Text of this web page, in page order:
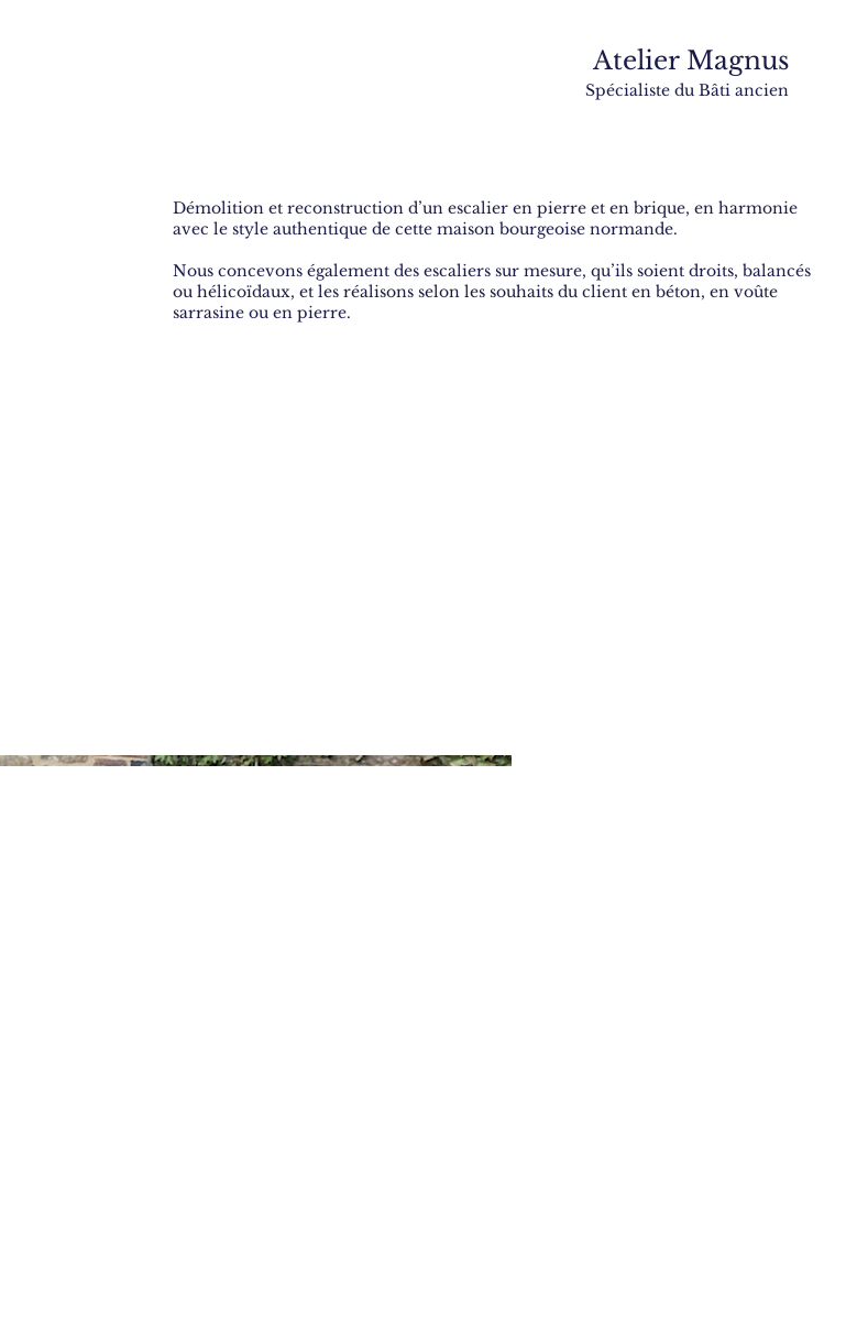
Atelier Magnus
Spécialiste du Bâti ancien
Démolition et reconstruction d’un escalier en pierre et en brique, en harmonie
avec le style authentique de cette maison bourgeoise normande.
Nous concevons également des escaliers sur mesure, qu’ils soient droits, balancés
ou hélicoïdaux, et les réalisons selon les souhaits du client en béton, en voûte
sarrasine ou en pierre.